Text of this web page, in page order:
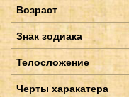
Возраст
Знак зодиака
Телосложение
Черты харакатера